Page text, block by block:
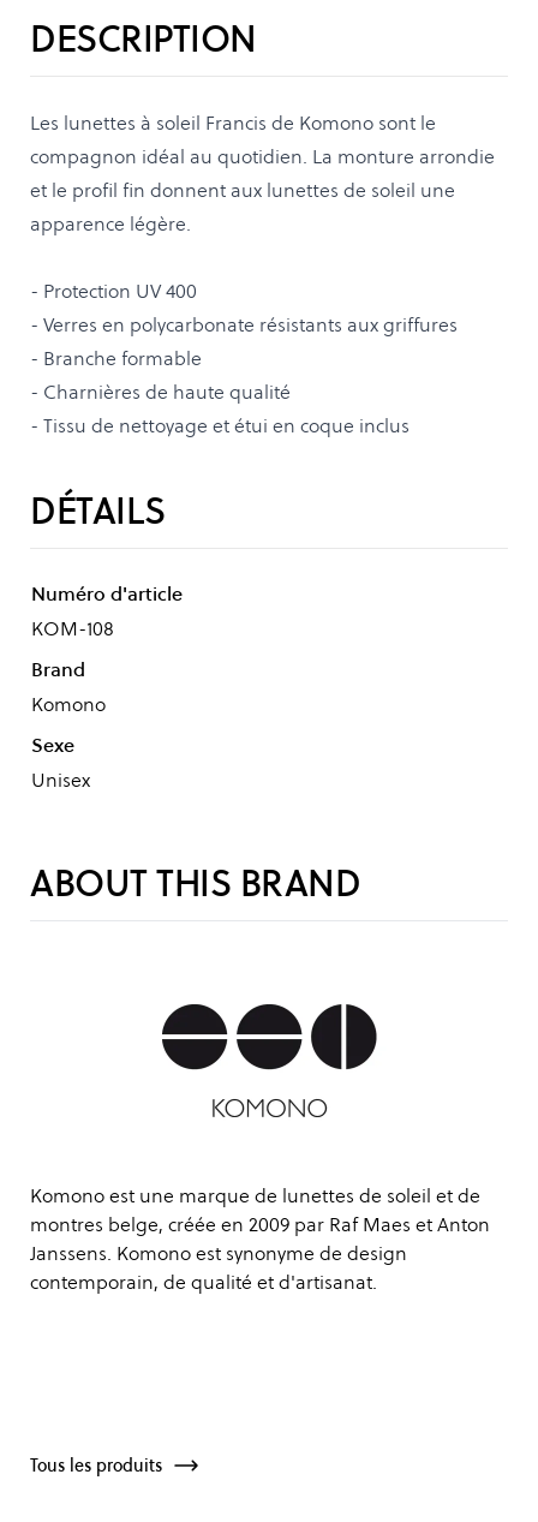
DESCRIPTION
Les lunettes à soleil Francis de Komono sont le
compagnon idéal au quotidien. La monture arrondie
et le profil fin donnent aux lunettes de soleil une
apparence légère.
- Protection UV 400
- Verres en polycarbonate résistants aux griffures
- Branche formable
- Charnières de haute qualité
- Tissu de nettoyage et étui en coque inclus
DÉTAILS
Numéro d'article
KOM-108
Brand
Komono
Sexe
Unisex
ABOUT THIS BRAND
Komono est une marque de lunettes de soleil et de
montres belge, créée en 2009 par Raf Maes et Anton
Janssens. Komono est synonyme de design
contemporain, de qualité et d'artisanat.
Tous les produits